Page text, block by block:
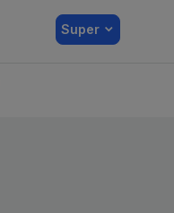
Super